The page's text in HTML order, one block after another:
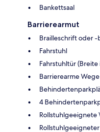
Bankettsaal
Barrierearmut
Brailleschrift oder
Fahrstuhl
Fahrstuhltür
Barrierearme Wege
4
Rollstuhlgeeignete